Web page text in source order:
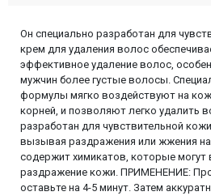
Он специально разработан для
крем для удаления волос
эффективное удаление волос,
мужчин более густые волосы.
формулы мягко воздействуют на
корней, и позволяют легко удалить
разработан для чувствительной
вызывая раздражения или жжения
содержит химикатов, которые могут
раздражение кожи. ПРИМЕНЕНИЕ:
оставьте на 4-5 минут. Затем